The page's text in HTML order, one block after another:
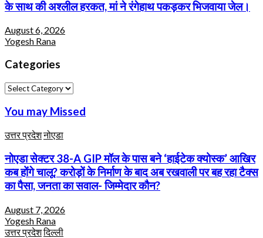
के साथ की अश्लील हरकत, मां ने रंगेहाथ पकड़कर भिजवाया जेल।
August 6, 2026
Yogesh Rana
Categories
Categories
You may Missed
उत्तर प्रदेशनोएडा
नोएडा सेक्टर 38-A GIP मॉल के पास बने ‘हाईटेक क्योस्क’ आखिर
कब होंगे चालू? करोड़ों के निर्माण के बाद अब रखवाली पर बह रहा टैक्स
का पैसा, जनता का सवाल- जिम्मेदार कौन?
August 7, 2026
Yogesh Rana
उत्तर प्रदेशदिल्ली